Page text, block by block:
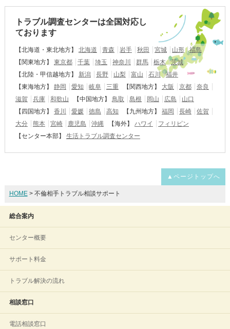
トラブル調査センターは全国対応し
ております
【北海道・東北地方】 北海道 青森 岩手 秋田 宮城 山形
福島
【関東地方】
東京都 千葉 埼玉 神奈川 群馬 栃木
茨城
【北陸・甲信越地方】
新潟 長野 山梨 富山 石川
福井
【東海地方】
静岡 愛知 岐阜 三重 【関西地方】 大阪 京都
奈良
滋賀
兵庫 和歌山 【中国地方】 鳥取 島根 岡山 広島
山口
【四国地方】
香川 愛媛 徳島 高知 【九州地方】 福岡 長崎
佐賀
大分
熊本 宮崎 鹿児島 沖縄 【海外】 ハワイ
フィリピン
【センター本部】
生活トラブル調査センター
▲ページトップへ
HOME> 不倫相手トラブル相談サポート
総合案内
センター概要
サポート料金
トラブル解決の流れ
相談窓口
電話相談窓口